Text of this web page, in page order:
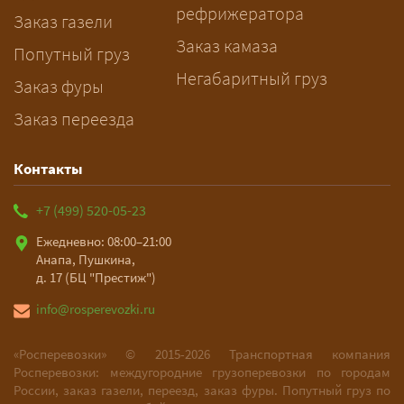
и подберёт машину. Все условия и
цена фиксируются в договоре;
оплата после доставки, перед
выгрузкой.
Заказ газели
Попутный груз
Заказ фуры
Заказ переезда
рефрижератора
Заказ камаза
Негабаритный груз
Контакты
+7 (499) 520-05-23
Ежедневно: 08:00–21:00
Анапа, Пушкина,
д. 17 (БЦ "Престиж")
info@rosperevozki.ru
«Росперевозки» © 2015-2026
Транспортная компания
Росперевозки: междугородние грузоперевозки по городам
России, заказ газели, переезд, заказ фуры. Попутный груз по